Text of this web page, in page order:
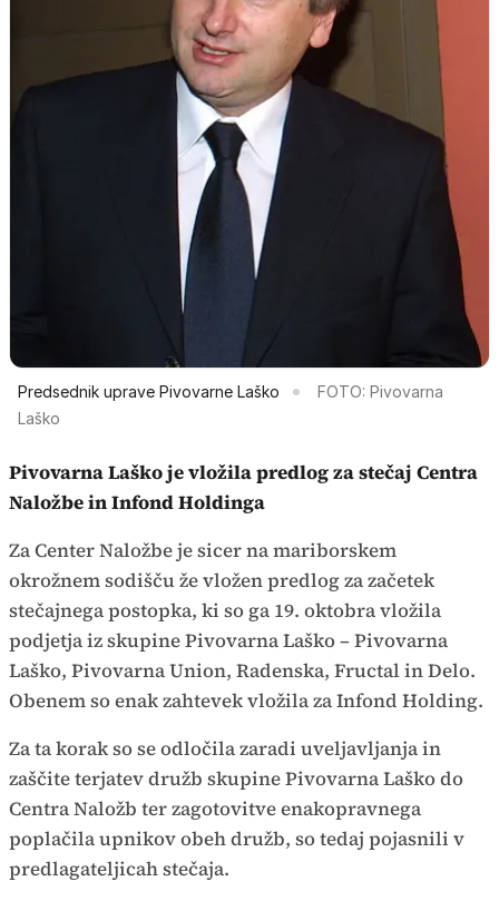
Predsednik uprave Pivovarne Laško
FOTO: Pivovarna
Laško
Pivovarna Laško je vložila predlog za stečaj Centra
Naložbe in Infond Holdinga
Za Center Naložbe je sicer na mariborskem
okrožnem sodišču že vložen predlog za začetek
stečajnega postopka, ki so ga 19. oktobra vložila
podjetja iz skupine Pivovarna Laško – Pivovarna
Laško, Pivovarna Union, Radenska, Fructal in Delo.
Obenem so enak zahtevek vložila za Infond Holding.
Za ta korak so se odločila zaradi uveljavljanja in
zaščite terjatev družb skupine Pivovarna Laško do
Centra Naložb ter zagotovitve enakopravnega
poplačila upnikov obeh družb, so tedaj pojasnili v
predlagateljicah stečaja.